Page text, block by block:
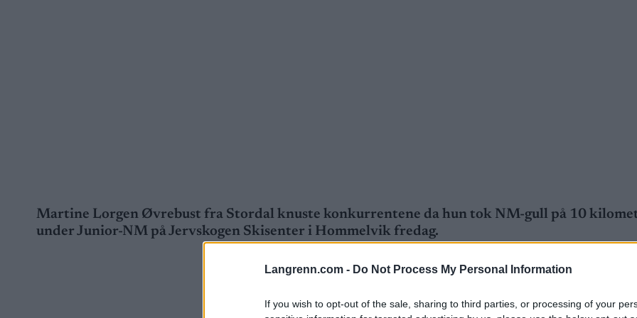
Langrenn.com - Do Not Process My Personal Information
If you wish to opt-out of the sale, sharing to third parties, or processing of your
Martine Lorgen Øvrebust fra Stordal knuste konkurrentene da hun tok NM-gull på 10
under Junior-NM på Jervskogen Skisenter i Hommelvik fredag.